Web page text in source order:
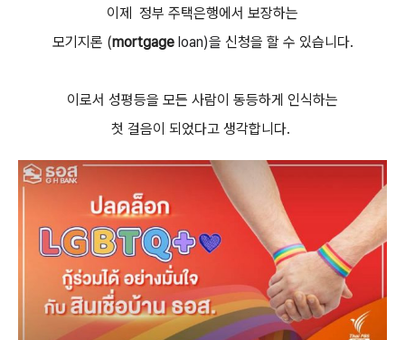
이제 정부 주택은행에서 보장하는
모기지론 (mortgage loan)을 신청을 할 수 있습니다.
이로서 성평등을 모든 사람이 동등하게 인식하는
첫 걸음이 되었다고 생각합니다.